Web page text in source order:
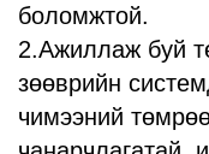
боломжтой.
2.Ажиллаж буй
зөөврийн
чимээний